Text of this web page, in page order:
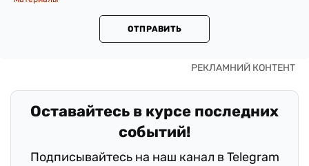
ОТПРАВИТЬ
Оставайтесь в курсе последних
событий!
Подписывайтесь на наш канал в Telegram